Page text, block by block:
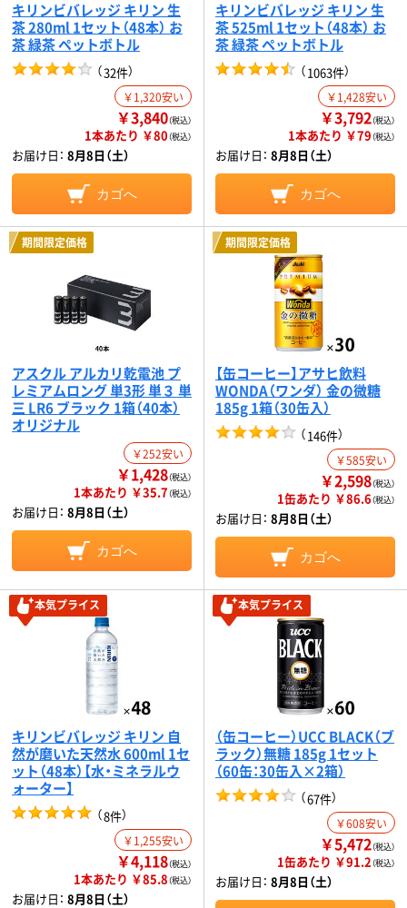
キリンビバレッジ キリン 生
茶 280ml 1セット（48本） お
茶 緑茶 ペットボトル
（32件）
￥1,320安い
￥3,840（税込）
1本あたり ￥80（税込）
お届け日： 8月8日（土）
カゴへ
キリンビバレッジ キリン 生
茶 525ml 1セット（48本） お
茶 緑茶 ペットボトル
（1063件）
￥1,428安い
￥3,792（税込）
1本あたり ￥79（税込）
お届け日： 8月8日（土）
カゴへ
期間限定価格
アスクル アルカリ乾電池 プ
レミアムロング 単3形 単３ 単
三 LR6 ブラック 1箱（40本）
オリジナル
￥252安い
￥1,428（税込）
1本あたり ￥35.7（税込）
お届け日： 8月8日（土）
カゴへ
期間限定価格
【缶コーヒー】アサヒ飲料
WONDA（ワンダ） 金の微糖
185g 1箱（30缶入）
（146件）
￥585安い
￥2,598（税込）
1缶あたり ￥86.6（税込）
お届け日： 8月8日（土）
カゴへ
本気プライス
キリンビバレッジ キリン 自
然が磨いた天然水 600ml 1セ
ット（48本）【水・ミネラルウ
ォーター】
（8件）
￥1,255安い
￥4,118（税込）
1本あたり ￥85.8（税込）
お届け日： 8月8日（土）
本気プライス
（缶コーヒー）UCC BLACK（ブ
ラック）無糖 185g 1セット
（60缶：30缶入×2箱）
（67件）
￥608安い
￥5,472（税込）
1缶あたり ￥91.2（税込）
お届け日： 8月8日（土）